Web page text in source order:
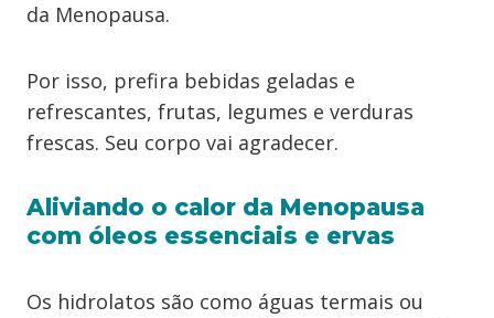
da Menopausa.
Por isso, prefira bebidas geladas e
refrescantes, frutas, legumes e verduras
frescas. Seu corpo vai agradecer.
Aliviando o calor da Menopausa
com óleos essenciais e ervas
Os hidrolatos são como águas termais ou